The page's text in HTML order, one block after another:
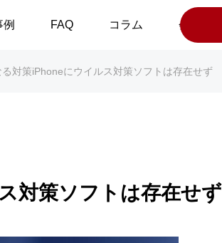
FAQ コラム 会社案内
対策iPhoneにウイルス対策ソフトは存在せず
対策ソフトは存在せず